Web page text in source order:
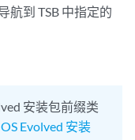
航到 TSB 中指定的
安装包前缀类
Evolved 安装